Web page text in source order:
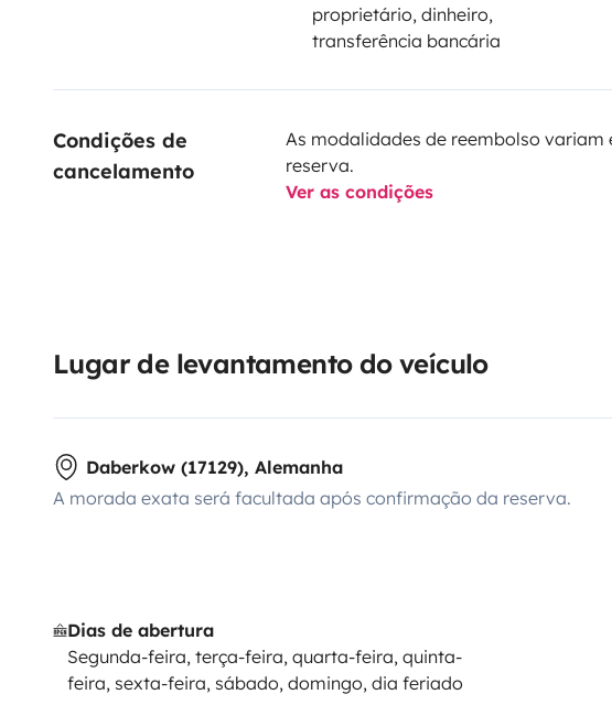
proprietário, dinheiro,
transferência bancária
Condições de
cancelamento
As modalidades de reembolso
reserva.
Ver as condições
Lugar de levantamento do veículo
Daberkow (17129), Alemanha
A morada exata será facultada após confirmação da reserva.
Dias de abertura
Segunda-feira, terça-feira, quarta-feira, quinta-
feira, sexta-feira, sábado, domingo, dia feriado